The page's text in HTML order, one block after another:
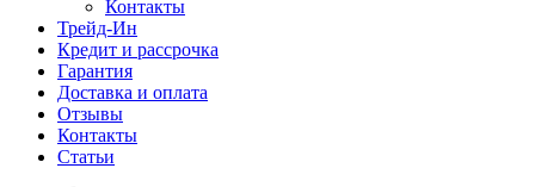
Контакты
Трейд-Ин
Кредит и рассрочка
Гарантия
Доставка и оплата
Отзывы
Контакты
Статьи